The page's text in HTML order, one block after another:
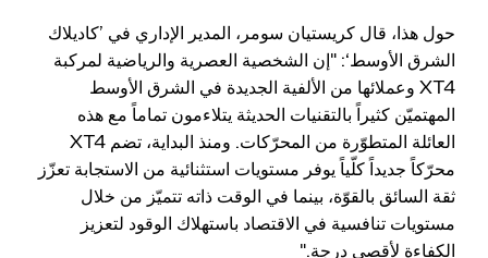
حول هذا، قال كريستيان سومر، المدير الإداري في ’كاديلاك
الشرق الأوسط‘: "إن الشخصية العصرية والرياضية لمركبة
XT4 وعملائها من الألفية الجديدة في الشرق الأوسط
المهتميّن كثيراً بالتقنيات الحديثة يتلاءمون تماماً مع هذه
العائلة المتطوّرة من المحرّكات. ومنذ البداية، تضم XT4
محرّكاً جديداً كلّياً يوفر مستويات استثنائية من الاستجابة تعزّز
ثقة السائق بالقوّة، بينما في الوقت ذاته تتميّز من خلال
مستويات تنافسية في الاقتصاد باستهلاك الوقود لتعزيز
الكفاءة لأقصى درجة."